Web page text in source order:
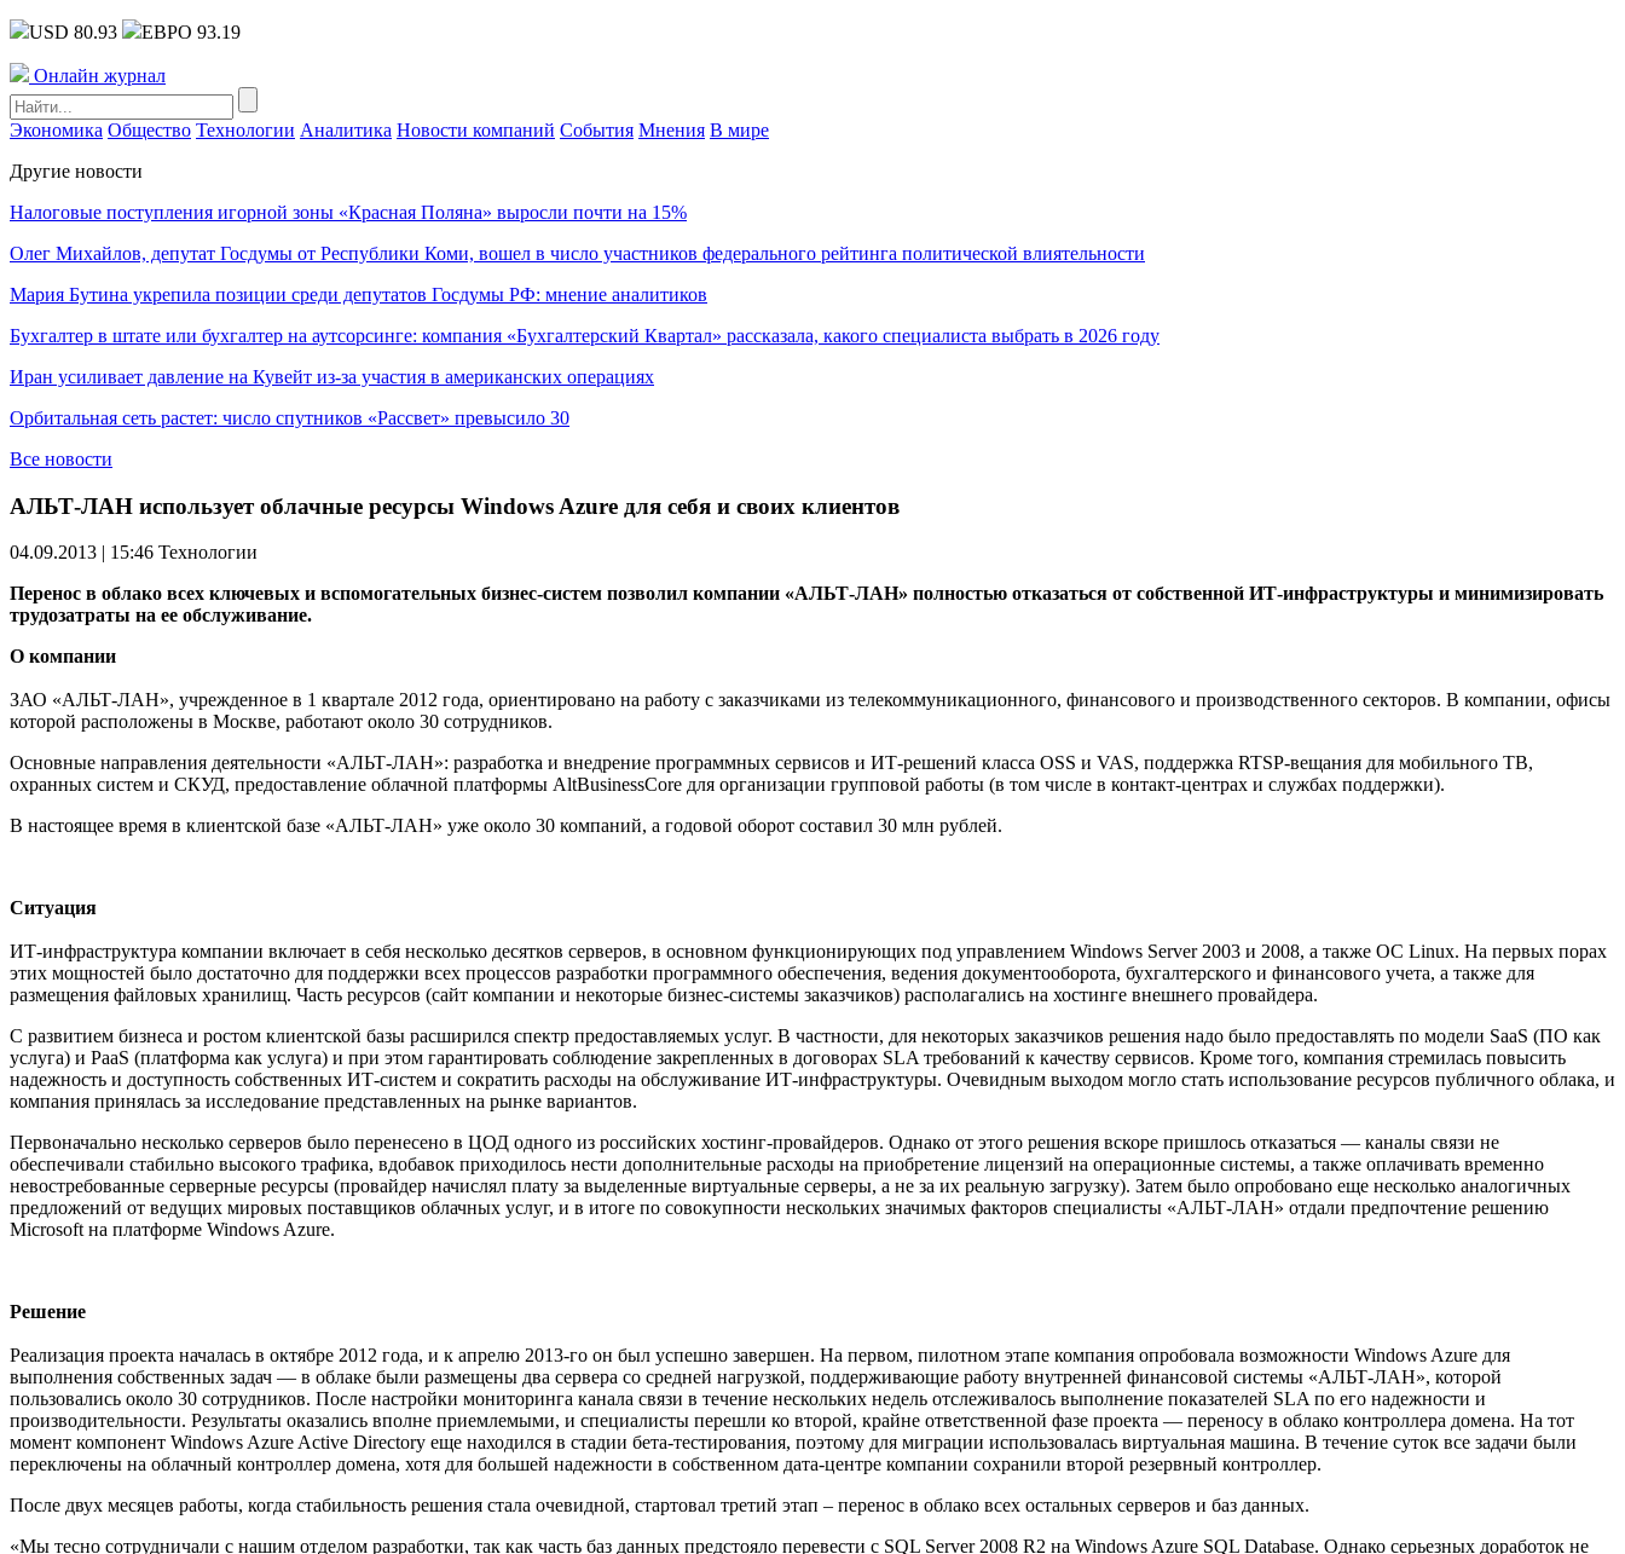
USD 80.93 ЕВРО 93.19
Онлайн журнал
Экономика Общество Технологии Аналитика Новости компаний События Мнения В мире
Другие новости
Налоговые поступления игорной зоны «Красная Поляна» выросли почти на 15%
Олег Михайлов, депутат Госдумы от Республики Коми, вошел в число участников федерального рейтинга политической влиятельности
Мария Бутина укрепила позиции среди депутатов Госдумы РФ: мнение аналитиков
Бухгалтер в штате или бухгалтер на аутсорсинге: компания «Бухгалтерский Квартал» рассказала, какого специалиста выбрать в 2026 году
Иран усиливает давление на Кувейт из-за участия в американских операциях
Орбитальная сеть растет: число спутников «Рассвет» превысило 30
Все новости
АЛЬТ-ЛАН использует облачные ресурсы Windows Azure для себя и своих клиентов
04.09.2013 | 15:46 Технологии
Перенос в облако всех ключевых и вспомогательных бизнес-систем позволил компании «АЛЬТ-ЛАН» полностью отказаться от собственной ИТ-инфраструктуры и минимизировать
трудозатраты на ее обслуживание.
О компании
ЗАО «АЛЬТ-ЛАН», учрежденное в 1 квартале 2012 года, ориентировано на работу с заказчиками из телекоммуникационного, финансового и производственного секторов. В компании, офисы
которой расположены в Москве, работают около 30 сотрудников.
Основные направления деятельности «АЛЬТ-ЛАН»: разработка и внедрение программных сервисов и ИТ-решений класса OSS и VAS, поддержка RTSP-вещания для мобильного ТВ,
охранных систем и СКУД, предоставление облачной платформы AltBusinessCore для организации групповой работы (в том числе в контакт-центрах и службах поддержки).
В настоящее время в клиентской базе «АЛЬТ-ЛАН» уже около 30 компаний, а годовой оборот составил 30 млн рублей.
Ситуация
ИТ-инфраструктура компании включает в себя несколько десятков серверов, в основном функционирующих под управлением Windows Server 2003 и 2008, а также ОС Linux. На первых порах
этих мощностей было достаточно для поддержки всех процессов разработки программного обеспечения, ведения документооборота, бухгалтерского и финансового учета, а также для
размещения файловых хранилищ. Часть ресурсов (сайт компании и некоторые бизнес-системы заказчиков) располагались на хостинге внешнего провайдера.
С развитием бизнеса и ростом клиентской базы расширился спектр предоставляемых услуг. В частности, для некоторых заказчиков решения надо было предоставлять по модели SaaS (ПО как
услуга) и PaaS (платформа как услуга) и при этом гарантировать соблюдение закрепленных в договорах SLA требований к качеству сервисов. Кроме того, компания стремилась повысить
надежность и доступность собственных ИТ-систем и сократить расходы на обслуживание ИТ-инфраструктуры. Очевидным выходом могло стать использование ресурсов публичного облака, и
компания принялась за исследование представленных на рынке вариантов.
Первоначально несколько серверов было перенесено в ЦОД одного из российских хостинг-провайдеров. Однако от этого решения вскоре пришлось отказаться — каналы связи не
обеспечивали стабильно высокого трафика, вдобавок приходилось нести дополнительные расходы на приобретение лицензий на операционные системы, а также оплачивать временно
невостребованные серверные ресурсы (провайдер начислял плату за выделенные виртуальные серверы, а не за их реальную загрузку). Затем было опробовано еще несколько аналогичных
предложений от ведущих мировых поставщиков облачных услуг, и в итоге по совокупности нескольких значимых факторов специалисты «АЛЬТ-ЛАН» отдали предпочтение решению
Microsoft на платформе Windows Azure.
Решение
Реализация проекта началась в октябре 2012 года, и к апрелю 2013-го он был успешно завершен. На первом, пилотном этапе компания опробовала возможности Windows Azure для
выполнения собственных задач — в облаке были размещены два сервера со средней нагрузкой, поддерживающие работу внутренней финансовой системы «АЛЬТ-ЛАН», которой
пользовались около 30 сотрудников. После настройки мониторинга канала связи в течение нескольких недель отслеживалось выполнение показателей SLA по его надежности и
производительности. Результаты оказались вполне приемлемыми, и специалисты перешли ко второй, крайне ответственной фазе проекта — переносу в облако контроллера домена. На тот
момент компонент Windows Azure Active Directory еще находился в стадии бета-тестирования, поэтому для миграции использовалась виртуальная машина. В течение суток все задачи были
переключены на облачный контроллер домена, хотя для большей надежности в собственном дата-центре компании сохранили второй резервный контроллер.
После двух месяцев работы, когда стабильность решения стала очевидной, стартовал третий этап – перенос в облако всех остальных серверов и баз данных.
«Мы тесно сотрудничали с нашим отделом разработки, так как часть баз данных предстояло перевести с SQL Server 2008 R2 на Windows Azure SQL Database. Однако серьезных доработок не